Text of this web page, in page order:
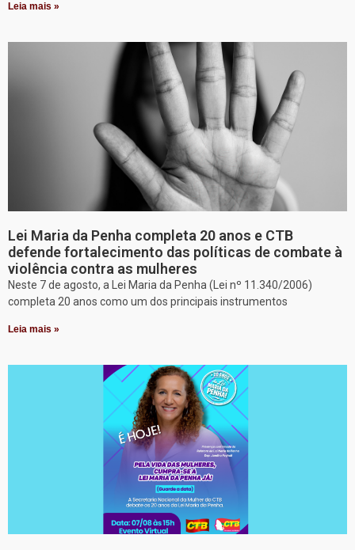
Leia mais »
Lei Maria da Penha completa 20 anos e CTB
defende fortalecimento das políticas de combate à
violência contra as mulheres
Neste 7 de agosto, a Lei Maria da Penha (Lei nº 11.340/2006)
completa 20 anos como um dos principais instrumentos
Leia mais »